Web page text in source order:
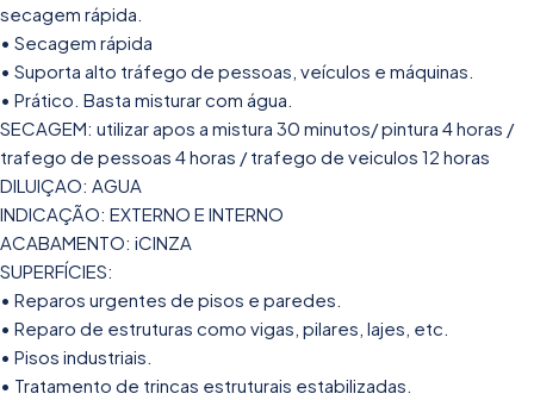
secagem rápida.
• Secagem rápida
• Suporta alto tráfego de pessoas, veículos e máquinas.
• Prático. Basta misturar com água.
SECAGEM: utilizar apos a mistura 30 minutos/ pintura 4 horas /
trafego de pessoas 4 horas / trafego de veiculos 12 horas
DILUIÇAO: AGUA
INDICAÇÃO: EXTERNO E INTERNO
ACABAMENTO: iCINZA
SUPERFÍCIES:
• Reparos urgentes de pisos e paredes.
• Reparo de estruturas como vigas, pilares, lajes, etc.
• Pisos industriais.
• Tratamento de trincas estruturais estabilizadas.